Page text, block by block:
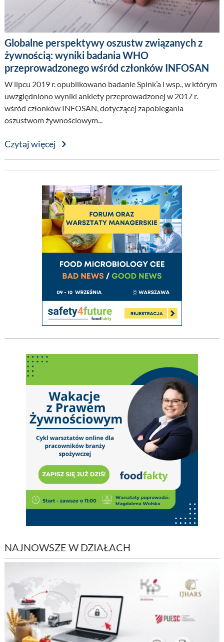
Globalne perspektywy oszustw związanych z
żywnością: wyniki badania WHO
przeprowadzonego wśród członków INFOSAN
W lipcu 2019 r. opublikowano badanie Spink’a i wsp., w którym
uwzględniono wyniki ankiety przeprowadzonej w 2017 r.
wśród członków INFOSAN, dotyczącej zapobiegania
oszustwom żywnościowym...
Czytaj więcej
NAJNOWSZE W DZIAŁACH